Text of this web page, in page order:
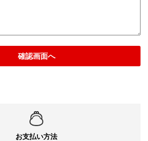
確認画面へ
お支払い方法